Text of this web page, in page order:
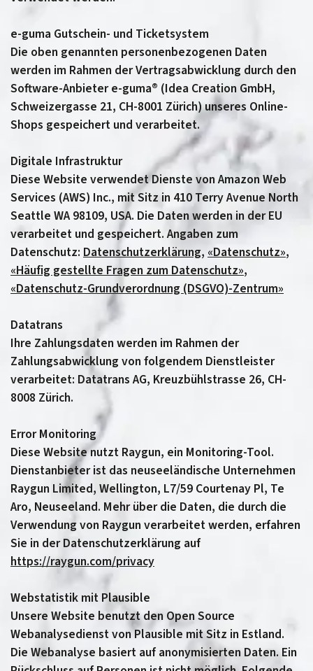
e-guma Gutschein- und Ticketsystem
Die oben genannten personenbezogenen Daten
werden im Rahmen der Vertragsabwicklung durch den
Software-Anbieter e-guma® (Idea Creation GmbH,
Schweizergasse 21, CH-8001 Zürich) unseres Online-
Shops gespeichert und verarbeitet.
Digitale Infrastruktur
Diese Website verwendet Dienste von Amazon Web
Services (AWS) Inc., mit Sitz in 410 Terry Avenue North
Seattle WA 98109, USA. Die Daten werden in der EU
verarbeitet und gespeichert. Angaben zum
Datenschutz: Datenschutzerklärung, «Datenschutz»,
«Häufig gestellte Fragen zum Datenschutz»,
«Datenschutz-Grundverordnung (DSGVO)-Zentrum»
Datatrans
Ihre Zahlungsdaten werden im Rahmen der
Zahlungsabwicklung von folgendem Dienstleister
verarbeitet: Datatrans AG, Kreuzbühlstrasse 26, CH-
8008 Zürich.
Error Monitoring
Diese Website nutzt Raygun, ein Monitoring-Tool.
Dienstanbieter ist das neuseeländische Unternehmen
Raygun Limited, Wellington, L7/59 Courtenay Pl, Te
Aro, Neuseeland. Mehr über die Daten, die durch die
Verwendung von Raygun verarbeitet werden, erfahren
Sie in der Datenschutzerklärung auf
https://raygun.com/privacy
Webstatistik mit Plausible
Unsere Website benutzt den Open Source
Webanalysedienst von Plausible mit Sitz in Estland.
Die Webanalyse basiert auf anonymisierten Daten. Ein